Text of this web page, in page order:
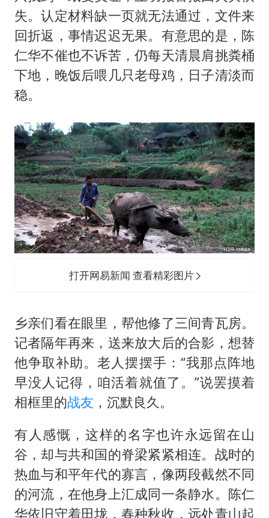
失。认定材料缺一页就无法通过，文件来
回折返，事情迟迟无果。有意思的是，陈
仁华不催也不诉苦，仍每天清晨肩挑粪桶
下地，晚饭后喂几只老母鸡，日子清淡而
稳。
打开网易新闻 查看精彩图片
乡亲们看在眼里，帮他修了三间青瓦房。
记者隔年再来，送来放大后的合影，想替
他争取补助。老人摆摆手：“我那点阵地
早没人记得，咱活着就值了。”说罢摸着
相框里的战友 ，沉默良久。
有人感慨，这样的名字也许永远留在山
谷，却与共和国的脊梁紧紧相连。战时的
热血与和平年代的寡言，像两段截然不同
的河流，在他身上汇成同一条静水。陈仁
华依旧守着田垅，春种秋收，远处青山起